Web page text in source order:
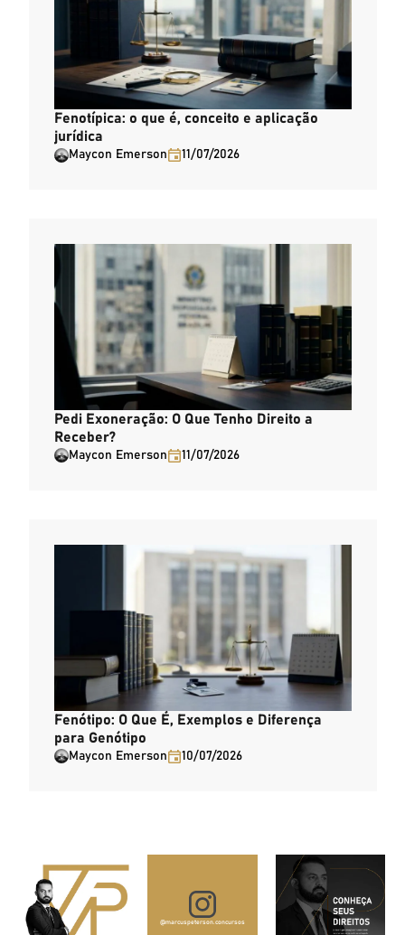
Fenotípica: o que é, conceito e aplicação
jurídica
Maycon Emerson 11/07/2026
Pedi Exoneração: O Que Tenho Direito a
Receber?
Maycon Emerson 11/07/2026
Fenótipo: O Que É, Exemplos e Diferença
para Genótipo
Maycon Emerson 10/07/2026
@marcuspeterson.concursos